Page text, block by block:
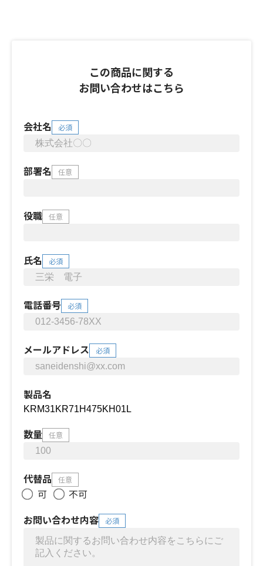
この商品に関する
お問い合わせはこちら
会社名 必須
部署名 任意
役職 任意
氏名 必須
電話番号 必須
メールアドレス 必須
製品名
数量 任意
代替品 任意
可
不可
お問い合わせ内容
必須